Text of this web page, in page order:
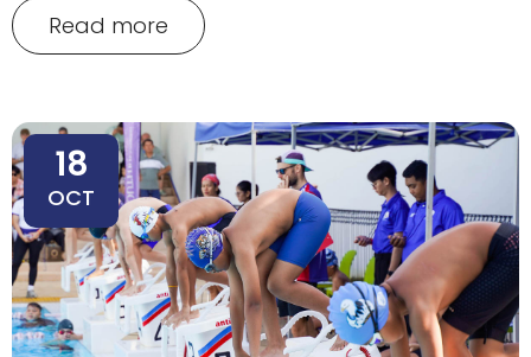
Read more
18
OCT